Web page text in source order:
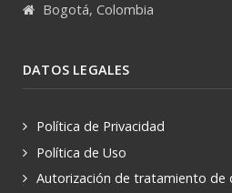
Bogotá, Colombia
DATOS LEGALES
Política de Privacidad
Política de Uso
Autorización de tratamiento de